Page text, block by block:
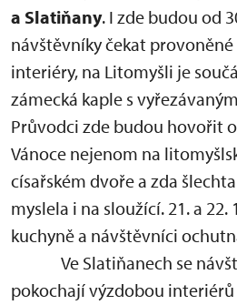
a Slatiňany. I zde budou od
návštěvníky čekat
interiéry, na Litomyšli je
zámecká kaple s
Průvodci zde budou hovořit
Vánoce nejenom na
císařském dvoře a zda
myslela i na sloužící. 21. a 22.
kuchyně a návštěvníci
Ve Slatiňanech se
pokochají výzdobou